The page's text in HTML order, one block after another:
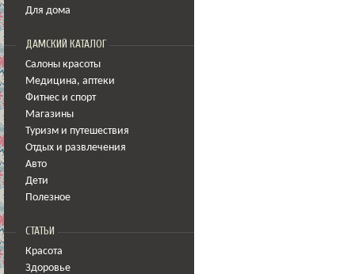
Для дома
ДАМСКИЙ КАТАЛОГ
Салоны красоты
Медицина, аптеки
Фитнес и спорт
Магазины
Туризм и путешествия
Отдых и развлечения
Авто
Дети
Полезное
СТАТЬИ
Красота
Здоровье